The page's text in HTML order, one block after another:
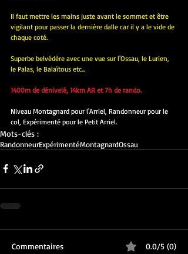
Il faut mettre les mains juste avant le sommet et être
vigilant pour passer la dernière dalle car il y a le vide de
chaque coté.
Superbe belvédère avec une vue sur l'Ossau, le Lurien,
le Palas, le Balaïtous etc...
1400m de dénivelé, 14km AR et 7h de rando.
Niveau Montagnard pour l'Arriel, Randonneur pour le
col, Expérimenté pour le Petit Arriel.
Mots-clés :
RandonneurExpérimentéMontagnardOssau
Commentaires 0.0/5 (0)